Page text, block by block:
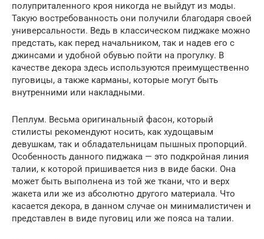
полуприталенного кроя никогда не выйдут из моды.
Такую востребованность они получили благодаря своей
универсальности. Ведь в классическом пиджаке можно
предстать, как перед начальником, так и надев его с
джинсами и удобной обувью пойти на прогулку. В
качестве декора здесь используются преимущественно
пуговицы, а также карманы, которые могут быть
внутренними или накладными.
Пеплум. Весьма оригинальный фасон, который
стилисты рекомендуют носить, как худощавым
девушкам, так и обладательницам пышных пропорций.
Особенность данного пиджака — это подкройная линия
талии, к которой пришивается низ в виде баски. Она
может быть выполнена из той же ткани, что и верх
жакета или же из абсолютно другого материала. Что
касается декора, в данном случае он минималистичен и
представлен в виде пуговиц или же пояса на талии.